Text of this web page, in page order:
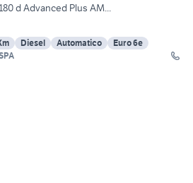
d Advanced Plus AM...
Diesel Automatico
Euro 6e